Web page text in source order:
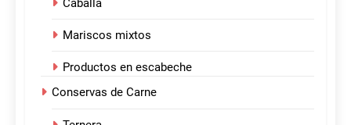
Caballa
Mariscos mixtos
Productos en escabeche
Conservas de Carne